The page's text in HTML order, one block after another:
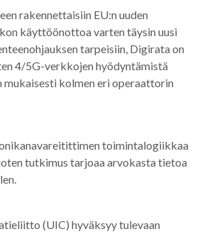
rakennettaisiin EU:n uuden
käyttöönottoa varten täysin uusi
tarpeisiin, Digirata on
4/5G-verkkojen hyödyntämistä
mukaisesti kolmen eri operaattorin
toimintalogiikkaa
tutkimus tarjoaa arvokasta tietoa
(UIC) hyväksyy tulevaan